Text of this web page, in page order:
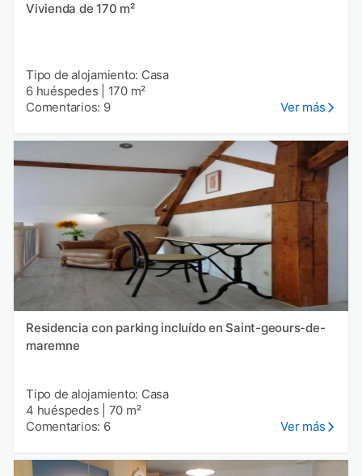
Vivienda de 170 m²
Tipo de alojamiento: Casa
6 huéspedes
170 m²
Comentarios: 9
Ver más
Residencia con parking incluído en Saint-geours-de-
maremne
Tipo de alojamiento: Casa
4 huéspedes
70 m²
Comentarios: 6
Ver más